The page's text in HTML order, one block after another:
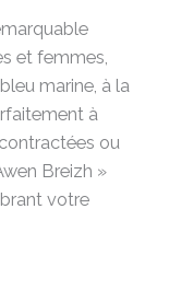
et femmes,
marine, à la
à
ou
Breizh »
votre